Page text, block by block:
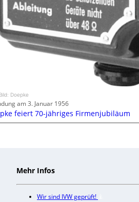
Doepke
am 3. Januar 1956
feiert 70-jähriges Firmenjubiläum
Mehr Infos
Wir sind IVW geprüft!